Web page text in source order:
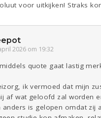
voor uitkijken! Straks
2026 om 19:32
quote gaat lastig
ik vermoed dat mijn
af wat geloofd zal worden
anders is gelopen omdat